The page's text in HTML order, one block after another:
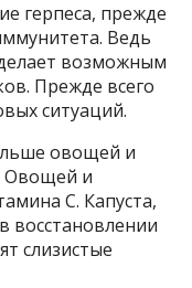
герпеса, прежде
Ведь
возможным
Прежде всего
ситуаций.
овощей и
Овощей и
С. Капуста,
восстановлении
слизистые